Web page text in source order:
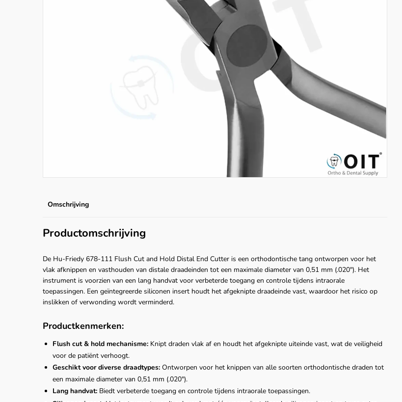
Omschrijving
Productomschrijving
De Hu-Friedy 678-111 Flush Cut and Hold Distal End Cutter is een orthodontische tang ontworpen voor het
vlak afknippen en vasthouden van distale draadeinden tot een maximale diameter van 0,51 mm (.020"). Het
instrument is voorzien van een lang handvat voor verbeterde toegang en controle tijdens intraorale
toepassingen. Een geïntegreerde siliconen insert houdt het afgeknipte draadeinde vast, waardoor het risico op
inslikken of verwonding wordt verminderd.
Productkenmerken:
Flush cut & hold mechanisme: Knipt draden vlak af en houdt het afgeknipte uiteinde vast, wat de veiligheid
voor de patiënt verhoogt.
Geschikt voor diverse draadtypes: Ontworpen voor het knippen van alle soorten orthodontische draden tot
een maximale diameter van 0,51 mm (.020").
Lang handvat: Biedt verbeterde toegang en controle tijdens intraorale toepassingen.